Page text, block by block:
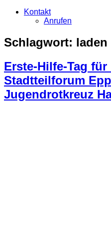
Kontakt
Anrufen
Schlagwort: laden
Erste-Hilfe-Tag
Stadtteilforum
Jugendrotkreuz